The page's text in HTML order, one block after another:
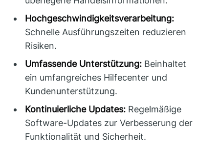
Hochgeschwindigkeitsverarbeitung:
Schnelle Ausführungszeiten reduzieren
Risiken.
Umfassende Unterstützung: Beinhaltet
ein umfangreiches Hilfecenter und
Kundenunterstützung.
Kontinuierliche Updates: Regelmäßige
Software-Updates zur Verbesserung der
Funktionalität und Sicherheit.